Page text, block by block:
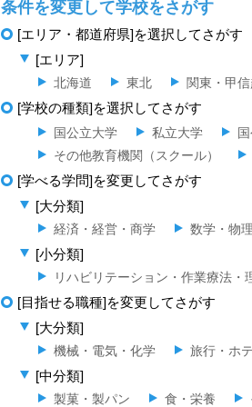
条件を変更して学校をさがす
[エリア・都道府県]を選択してさがす
[エリア]
北海道 東北 関東・甲
[学校の種類]を選択してさがす
国公立大学 私立大学
その他教育機関（スクール）
[学べる学問]を変更してさがす
[大分類]
経済・経営・商学 数学・物
[小分類]
リハビリテーション・作業療法・
[目指せる職種]を変更してさがす
[大分類]
機械・電気・化学 旅行・ホ
[中分類]
製菓・製パン 食・栄養